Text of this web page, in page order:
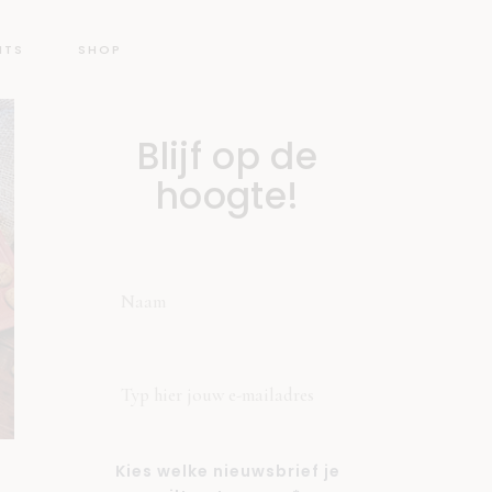
SHOP
Blijf op de
hoogte!
Kies welke nieuwsbrief je